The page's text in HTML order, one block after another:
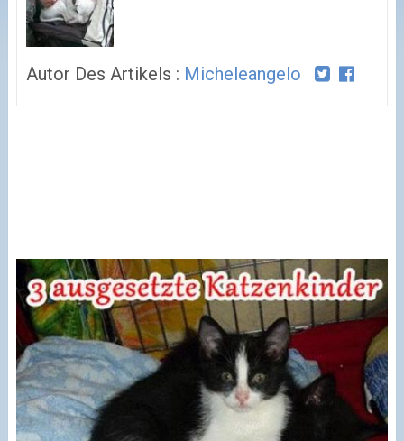
Autor Des Artikels : Micheleangelo